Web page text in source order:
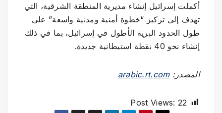
أكملت إسرائيل إنشاء مديرية المنطقة الشرقية، التي
تهدف إلى تركيز “خطوة أمنية ومدنية واسعة” على
طول الحدود البرية الأطول في إسرائيل، بما في ذلك
إنشاء نحو 40 نقطة استيطانية جديدة.
المصدر:arabic.rt.com
Post Views: 22